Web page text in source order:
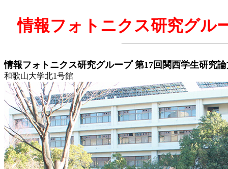
情報フォトニクス研究グル
情報フォトニクス研究グループ 第17回関西学生研究
和歌山大学北1号館